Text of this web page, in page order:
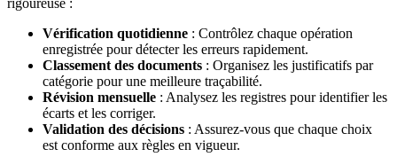
Vérification quotidienne : Contrôlez chaque opération
enregistrée pour détecter les erreurs rapidement.
Classement des documents : Organisez les justificatifs par
catégorie pour une meilleure traçabilité.
Révision mensuelle : Analysez les registres pour identifier les
écarts et les corriger.
Validation des décisions : Assurez-vous que chaque choix
est conforme aux règles en vigueur.